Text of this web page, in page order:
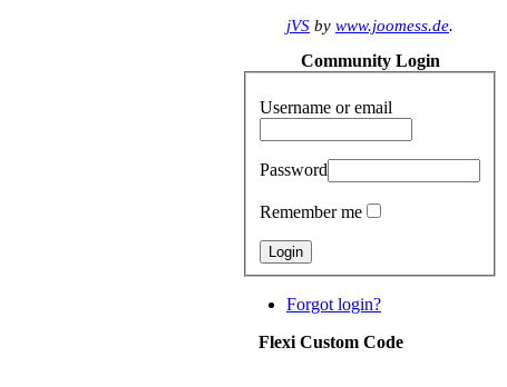
jVS by www.joomess.de.
Community Login
Username or email
Password
Remember me
Forgot login?
Flexi Custom Code